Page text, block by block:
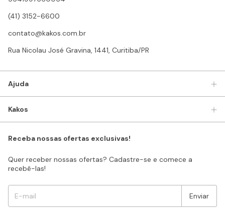
(41) 3152-6600
contato@kakos.com.br
Rua Nicolau José Gravina, 1441, Curitiba/PR
Ajuda
Kakos
Receba nossas ofertas exclusivas!
Quer receber nossas ofertas? Cadastre-se e comece a
recebê-las!